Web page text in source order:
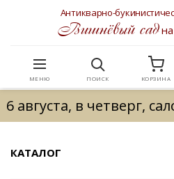
Антикварно-
Вишнёвый садна
МЕНЮ ПОИСК КОРЗИНА
6 августа, в четверг,
КАТАЛОГ